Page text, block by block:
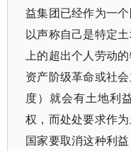
益集团已经作为一
以声称自己是特定
上的超出个人劳动
资产阶级革命或社
度）就会有土地利
权，而处处要求作
国家要取消这种利